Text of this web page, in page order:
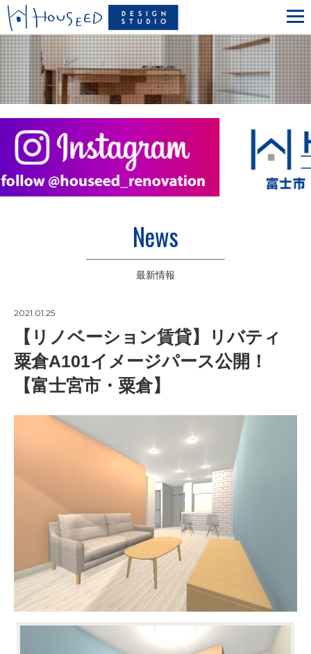
News
最新情報
2021.01.25
【リノベーション賃貸】リバティ
粟倉A101イメージパース公開！
【富士宮市・粟倉】